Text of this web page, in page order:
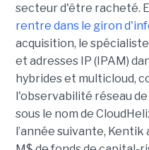
secteur d'être racheté.
rentre dans le giron
acquisition, le
et adresses IP (IPAM)
hybrides et multicloud,
l'observabilité réseau
sous le nom de
l’année suivante, Kentik